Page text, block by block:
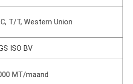
T/T, Western Union
ISO BV
MT/maand